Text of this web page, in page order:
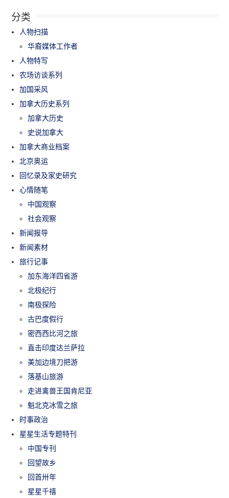
分类
人物扫描
华裔媒体工作者
人物特写
农场访谈系列
加国采风
加拿大历史系列
加拿大历史
史说加拿大
加拿大商业档案
北京奥运
回忆录及家史研究
心情随笔
中国观察
社会观察
新闻报导
新闻素材
旅行记事
加东海洋四省游
北极纪行
南极探险
古巴度假行
密西西比河之旅
直击印度达兰萨拉
美加边境刀把游
落基山旅游
走进禽兽王国肯尼亚
魁北克冰雪之旅
时事政治
星星生活专题特刊
中国专刊
回望故乡
回首卅年
星星千禧